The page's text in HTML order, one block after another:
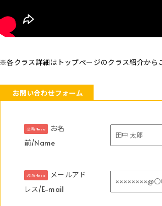
※各クラス詳細はトップページのクラス紹介から
お問い合わせフォーム
必須/Need
お名
前/Name
必須/Need
メールアド
レス/E-mail